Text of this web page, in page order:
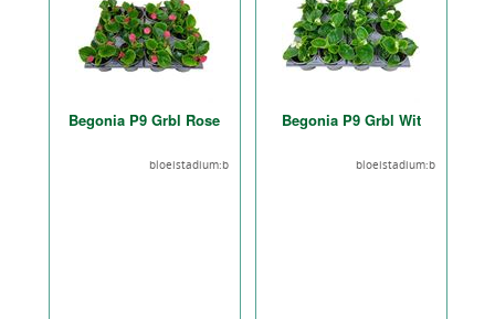
Begonia P9 Grbl Rose
bloeistadium:b
Begonia P9 Grbl Wit
bloeistadium:b